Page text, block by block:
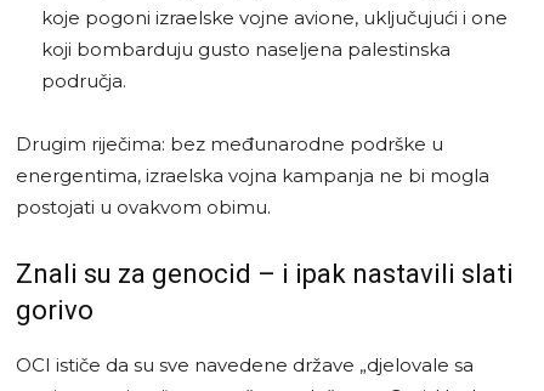
koje pogoni izraelske vojne avione, uključujući i one
koji bombarduju gusto naseljena palestinska
područja.
Drugim riječima: bez međunarodne podrške u
energentima, izraelska vojna kampanja ne bi mogla
postojati u ovakvom obimu.
Znali su za genocid – i ipak nastavili slati
gorivo
OCI ističe da su sve navedene države „djelovale sa